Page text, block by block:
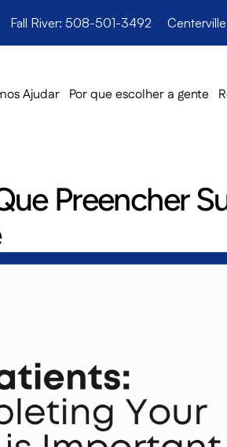
Fall River: 508-501-3492
Ajudar Por que escolher a gente
Preencher